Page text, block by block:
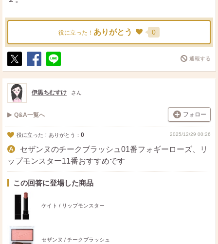
役に立った！ ありがとう 0
ポ
ス
ト
シ
ェ
送
る
通報する
伊黒ちむすけ さん
Q&A一覧へ フォロー
役に立った！ありがとう： 0 2025/12/29 00:26
セザンヌのチークブラッシュ01番フォギーローズ、リ
ップモンスター11番おすすめです
この回答に登場した商品
ケイト / リップモンスター
セザンヌ / チークブラッシュ